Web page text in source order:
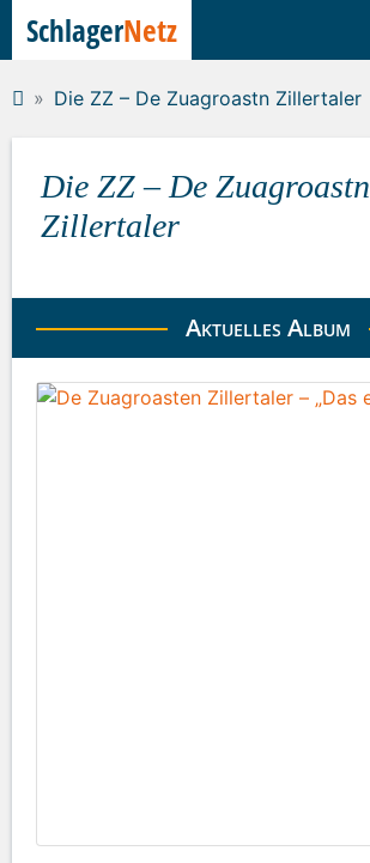
Die ZZ – De Zuagroastn Zillertaler
Die ZZ – De Zuagroastn
Zillertaler
Aktuelles Album
SchlagerNetz